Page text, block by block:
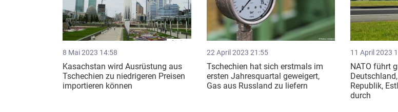
8 Mai 2023 14:58
Kasachstan wird Ausrüstung aus
Tschechien zu niedrigeren Preisen
importieren können
22 April 2023 21:55
Tschechien hat sich erstmals im
ersten Jahresquartal geweigert,
Gas aus Russland zu liefern
11 April 2023
NATO führt
Republik,
durch